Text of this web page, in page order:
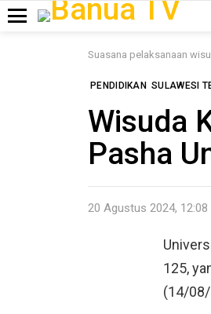
Suasana pelaksanaan
PENDIDIKAN SULAWESI
Wisuda
Pasha
20 Agustus 2024, 12:08
125,
(14/